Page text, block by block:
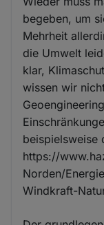
begeben, um
Mehrheit
die Umwelt
klar,
wissen wir
beispielsweise
https://
Norden/
Windkraft-